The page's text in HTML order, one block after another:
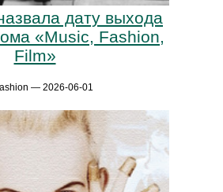
дату выхода
«Music, Fashion,
Film»
— 2026-06-01